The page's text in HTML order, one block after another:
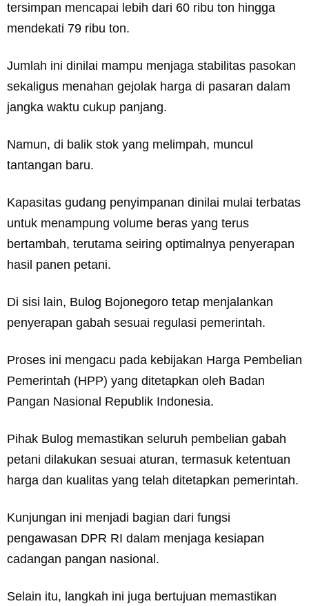
tersimpan mencapai lebih dari 60 ribu ton hingga
mendekati 79 ribu ton.
Jumlah ini dinilai mampu menjaga stabilitas pasokan
sekaligus menahan gejolak harga di pasaran dalam
jangka waktu cukup panjang.
Namun, di balik stok yang melimpah, muncul
tantangan baru.
Kapasitas gudang penyimpanan dinilai mulai terbatas
untuk menampung volume beras yang terus
bertambah, terutama seiring optimalnya penyerapan
hasil panen petani.
Di sisi lain, Bulog Bojonegoro tetap menjalankan
penyerapan gabah sesuai regulasi pemerintah.
Proses ini mengacu pada kebijakan Harga Pembelian
Pemerintah (HPP) yang ditetapkan oleh Badan
Pangan Nasional Republik Indonesia.
Pihak Bulog memastikan seluruh pembelian gabah
petani dilakukan sesuai aturan, termasuk ketentuan
harga dan kualitas yang telah ditetapkan pemerintah.
Kunjungan ini menjadi bagian dari fungsi
pengawasan DPR RI dalam menjaga kesiapan
cadangan pangan nasional.
Selain itu, langkah ini juga bertujuan memastikan